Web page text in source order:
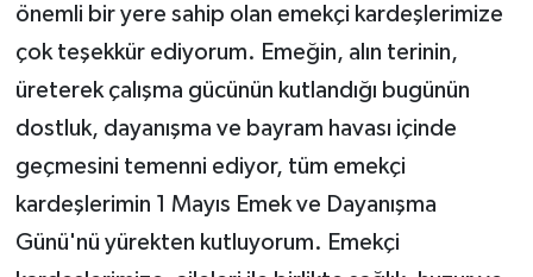
önemli bir yere sahip olan emekçi kardeşlerimize
çok teşekkür ediyorum. Emeğin, alın terinin,
üreterek çalışma gücünün kutlandığı bugünün
dostluk, dayanışma ve bayram havası içinde
geçmesini temenni ediyor, tüm emekçi
kardeşlerimin 1 Mayıs Emek ve Dayanışma
Günü'nü yürekten kutluyorum. Emekçi